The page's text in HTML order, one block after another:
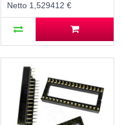
Netto 1,529412 €